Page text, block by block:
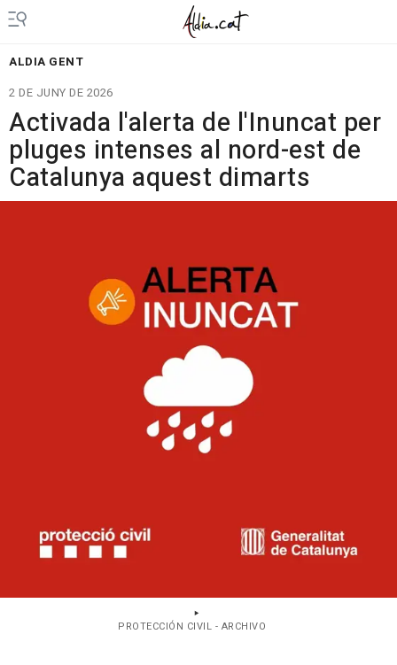
ALDIA GENT
2 DE JUNY DE 2026
Activada l'alerta de l'Inuncat per
pluges intenses al nord-est de
Catalunya aquest dimarts
PROTECCIÓN CIVIL - ARCHIVO